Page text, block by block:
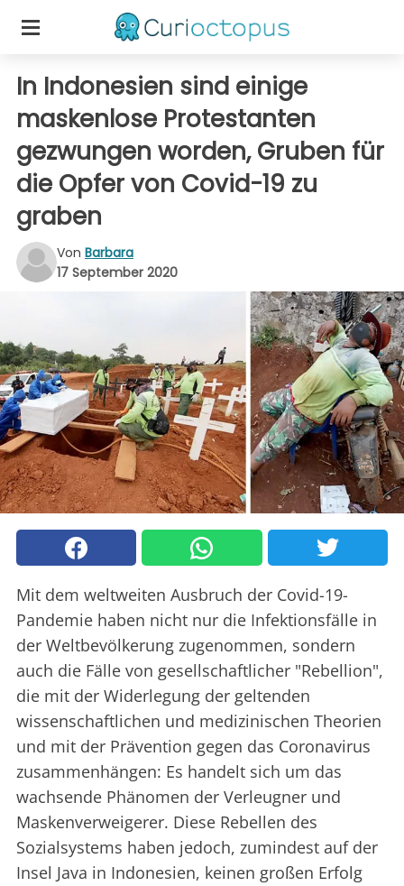
In Indonesien sind einige
maskenlose Protestanten
gezwungen worden, Gruben für
die Opfer von Covid-19 zu
graben
Von Barbara
17 September 2020
Mit dem weltweiten Ausbruch der Covid-19-
Pandemie haben nicht nur die Infektionsfälle in
der Weltbevölkerung zugenommen, sondern
auch die Fälle von gesellschaftlicher "Rebellion",
die mit der Widerlegung der geltenden
wissenschaftlichen und medizinischen Theorien
und mit der Prävention gegen das Coronavirus
zusammenhängen: Es handelt sich um das
wachsende Phänomen der Verleugner und
Maskenverweigerer. Diese Rebellen des
Sozialsystems haben jedoch, zumindest auf der
Insel Java in Indonesien, keinen großen Erfolg